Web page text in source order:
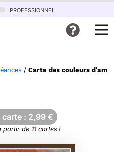
professionnel
/ Carte des couleurs
carte : 2,99 €
partir de 11cartes !